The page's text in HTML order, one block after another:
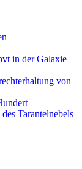
in der Galaxie
von
Tarantelnebels